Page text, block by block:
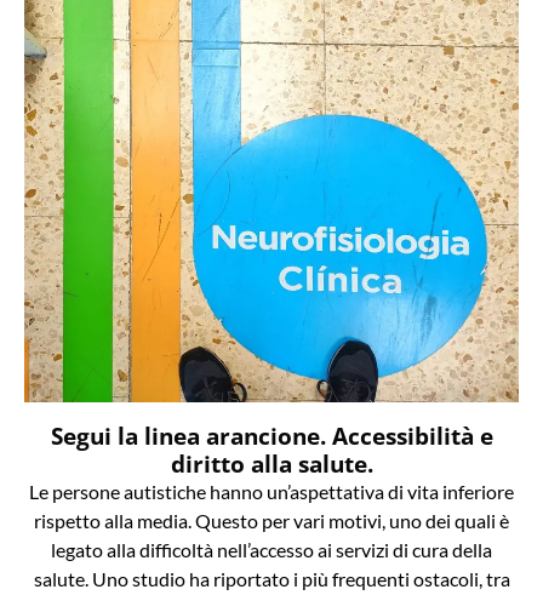
Segui la linea arancione. Accessibilità e
diritto alla salute.
Le persone autistiche hanno un’aspettativa di vita inferiore
rispetto alla media. Questo per vari motivi, uno dei quali è
legato alla difficoltà nell’accesso ai servizi di cura della
salute. Uno studio ha riportato i più frequenti ostacoli, tra